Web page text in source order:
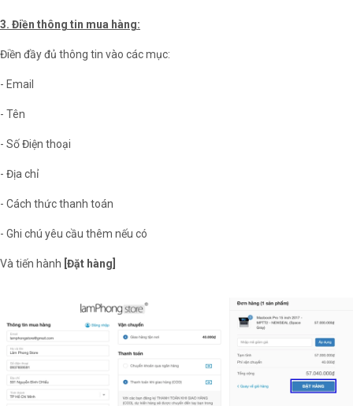
3. Điền thông tin mua hàng:
Điền đầy đủ thông tin vào các mục:
- Email
- Tên
- Số Điện thoại
- Địa chỉ
- Cách thức thanh toán
- Ghi chú yêu cầu thêm nếu có
Và tiến hành [Đặt hàng]